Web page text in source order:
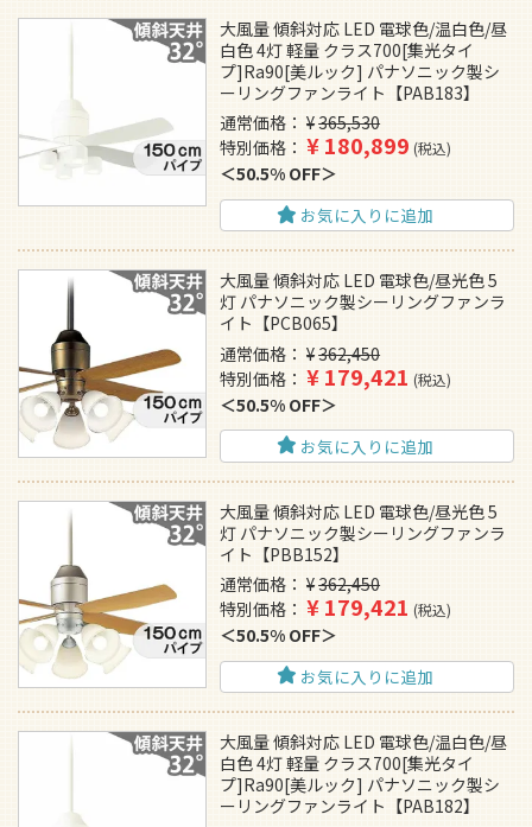
大風量 傾斜対応 LED 電球色/温白色/昼
白色 4灯 軽量 クラス700[集光タイ
プ]Ra90[美ルック] パナソニック製シ
ーリングファンライト【PAB183】
通常価格
¥365,530
特別価格
¥180,899 税込
50.5% OFF
お気に入りに追加
大風量 傾斜対応 LED 電球色/昼光色 5
灯 パナソニック製シーリングファンラ
イト【PCB065】
通常価格
¥362,450
特別価格
¥179,421 税込
50.5% OFF
お気に入りに追加
大風量 傾斜対応 LED 電球色/昼光色 5
灯 パナソニック製シーリングファンラ
イト【PBB152】
通常価格
¥362,450
特別価格
¥179,421 税込
50.5% OFF
お気に入りに追加
大風量 傾斜対応 LED 電球色/温白色/昼
白色 4灯 軽量 クラス700[集光タイ
プ]Ra90[美ルック] パナソニック製シ
ーリングファンライト【PAB182】